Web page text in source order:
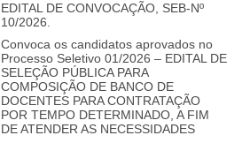
EDITAL DE CONVOCAÇÃO, SEB-Nº
10/2026.
Convoca os candidatos aprovados no
Processo Seletivo 01/2026 – EDITAL DE
SELEÇÃO PÚBLICA PARA
COMPOSIÇÃO DE BANCO DE
DOCENTES PARA CONTRATAÇÃO
POR TEMPO DETERMINADO, A FIM
DE ATENDER AS NECESSIDADES